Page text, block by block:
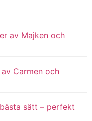
av Majken och
Carmen och
sätt – perfekt